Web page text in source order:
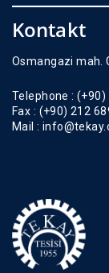
Kontakt
Osmangazi mah.
Telephone : (+90)
Fax : (+90) 212
Mail :